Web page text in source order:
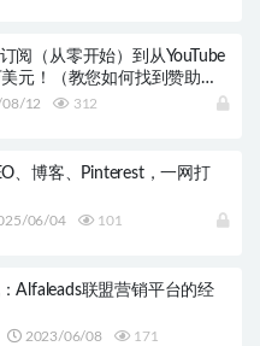
阅（从零开始）到从YouTube
元！（教您如何找到赞助商
技巧）
12 312
、博客、Pinterest，一网打
06/04 101
Alfaleads联盟营销平台的经
2023/06/08 171